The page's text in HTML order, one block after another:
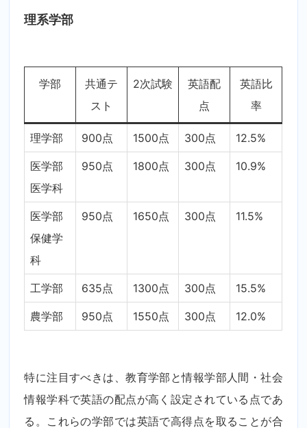
理系学部
学部
共通テ
スト
2次試験
英語配
点
英語比
率
理学部 900点 1500点 300点 12.5%
医学部
医学科
950点 1800点 300点 10.9%
医学部
保健学
科
950点 1650点 300点 11.5%
工学部 635点 1300点 300点 15.5%
農学部 950点 1550点 300点 12.0%
特に注目すべきは、教育学部と情報学部人間・社会
情報学科で英語の配点が高く設定されている点であ
る。これらの学部では英語で高得点を取ることが合